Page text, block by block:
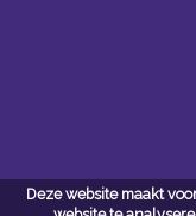
Deze website maakt
Privacy